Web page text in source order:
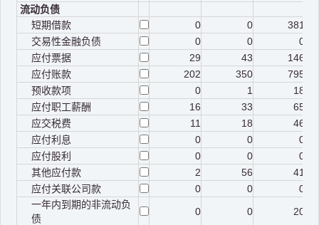
流动负债
短期借款
0 0
381
交易性金融负债
0 0
0
应付票据
29 43
146
应付账款
202 350
795
预收款项
0 1
18
应付职工薪酬
16 33
65
应交税费
11 18
46
应付利息
0 0
0
应付股利
0 0
0
其他应付款
2 56
41
应付关联公司款
0 0
0
一年内到期的非流动负
债
0 0
20